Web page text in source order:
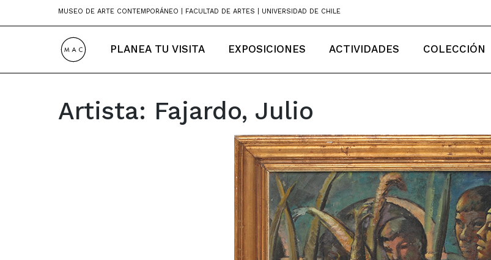
MUSEO DE ARTE CONTEMPORÁNEO | FACULTAD DE ARTES | UNIVERSIDAD DE CHILE
PLANEA TU VISITA EXPOSICIONES ACTIVIDADES COLECCIÓN
Artista: Fajardo, Julio